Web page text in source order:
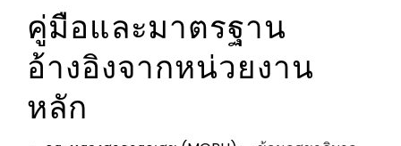
คู่มือและมาตรฐาน
อ้างอิงจากหน่วยงาน
หลัก